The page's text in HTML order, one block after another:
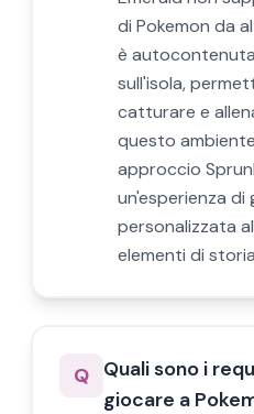
di Pokemon da
è
sull'isola,
catturare e
questo
approccio
un'esperienza di
personalizzata
elementi di
Q Quali sono i
giocare a